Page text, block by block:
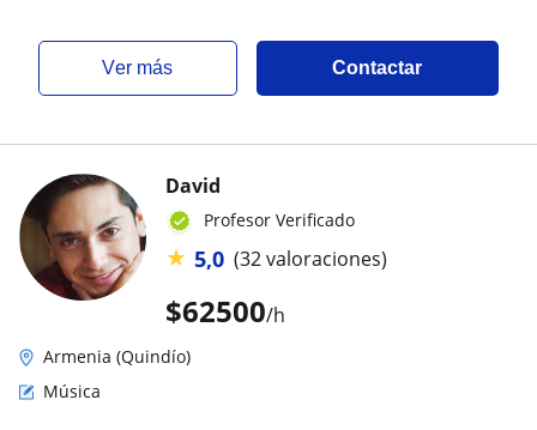
ver más Contactar
$62500/h
David
Profesor Verificado
★ 5,0 (32 valoraciones)
Armenia (Quindío)
Música